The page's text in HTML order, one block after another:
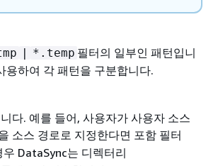
| *.temp 필터의 일부인 패턴입니
용하여 각 패턴을 구분합니다.
다. 예를 들어, 사용자가 사용자 소스
소스 경로로 지정한다면 포함 필터
DataSync는 디렉터리